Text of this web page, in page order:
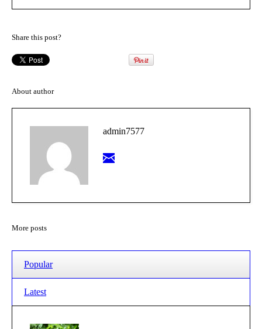
Share this post?
About author
admin7577
More posts
Popular
Latest